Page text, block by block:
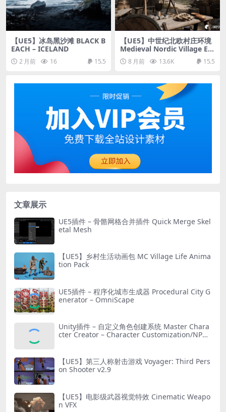
【UE5】冰岛黑沙滩 BLACK B
EACH – ICELAND
2 月前 16 15.5
【UE5】中世纪北欧村庄环境
Medieval Nordic Village En
vironment
8 月前 13.6K 15.5
文章展示
UE5插件 – 骨骼网格合并插件 Quick Merge Skel
etal Mesh
【UE5】乡村生活动画包 MC Village Life Anima
tion Pack
UE5插件 – 程序化城市生成器 Procedural City G
enerator – OmniScape
Unity插件 – 自定义角色创建系统 Master Chara
cter Creator – Character Customization/NPC
【UE5】第三人称射击游戏 Voyager: Third Pers
on Shooter v2.9
【UE5】电影级武器视觉特效 Cinematic Weapo
n VFX